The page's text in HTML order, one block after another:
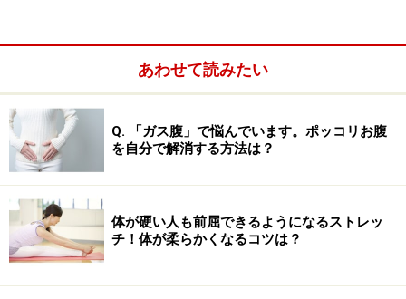
10日以上腰痛が続いている。
■もう一度診断する
い。
あわせて読みたい
Q. 「ガス腹」で悩んでいます。ポッコリお腹
を自分で解消する方法は？
体が硬い人も前屈できるようになるストレッ
チ！体が柔らかくなるコツは？